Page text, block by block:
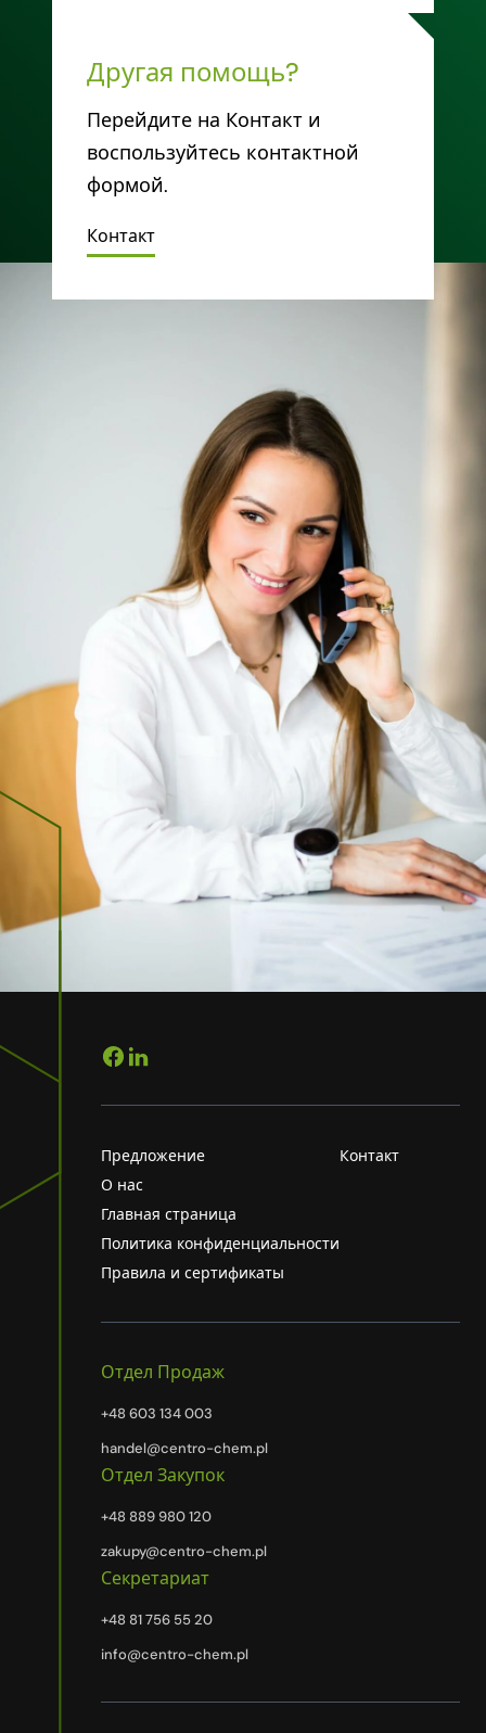
Другая помощь?
Перейдите на Контакт и
воспользуйтесь контактной
формой.
Контакт
Предложение
О нас
Главная страница
Политика конфиденциальности
Правила и сертификаты
Контакт
Отдел Продаж
+48 603 134 003
handel@centro-chem.pl
Отдел Закупок
+48 889 980 120
zakupy@centro-chem.pl
Секретариат
+48 81 756 55 20
info@centro-chem.pl